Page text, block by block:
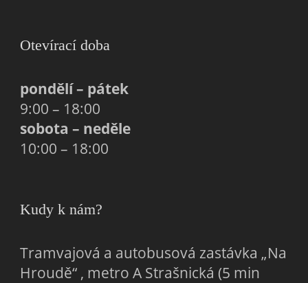
Otevírací doba
pondělí – pátek
9:00 – 18:00
sobota – neděle
10:00 – 18:00
Kudy k nám?
Tramvajová a autobusová zastávka „Na
Hroudě“ , metro A Strašnická (5 min